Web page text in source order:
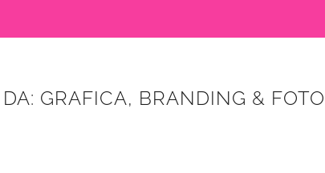
GRAFICA, BRANDING & FOTO